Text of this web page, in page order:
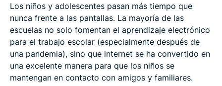
Los niños y adolescentes pasan más tiempo que
nunca frente a las pantallas. La mayoría de las
escuelas no solo fomentan el aprendizaje electrónico
para el trabajo escolar (especialmente después de
una pandemia), sino que internet se ha convertido en
una excelente manera para que los niños se
mantengan en contacto con amigos y familiares.